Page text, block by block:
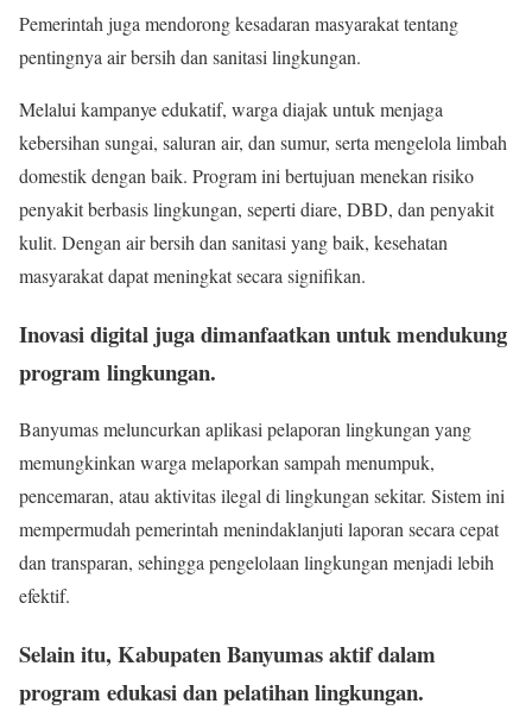
Pemerintah juga mendorong kesadaran masyarakat tentang
pentingnya air bersih dan sanitasi lingkungan.
Melalui kampanye edukatif, warga diajak untuk menjaga
kebersihan sungai, saluran air, dan sumur, serta mengelola limbah
domestik dengan baik. Program ini bertujuan menekan risiko
penyakit berbasis lingkungan, seperti diare, DBD, dan penyakit
kulit. Dengan air bersih dan sanitasi yang baik, kesehatan
masyarakat dapat meningkat secara signifikan.
Inovasi digital juga dimanfaatkan untuk mendukung
program lingkungan.
Banyumas meluncurkan aplikasi pelaporan lingkungan yang
memungkinkan warga melaporkan sampah menumpuk,
pencemaran, atau aktivitas ilegal di lingkungan sekitar. Sistem ini
mempermudah pemerintah menindaklanjuti laporan secara cepat
dan transparan, sehingga pengelolaan lingkungan menjadi lebih
efektif.
Selain itu, Kabupaten Banyumas aktif dalam
program edukasi dan pelatihan lingkungan.